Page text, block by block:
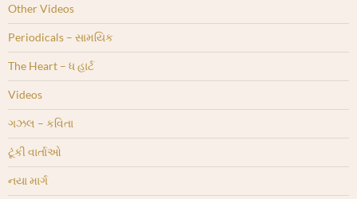
Other Videos
Periodicals – સામયિક
The Heart – ધ હાર્ટ
Videos
ગઝલ – કવિતા
ટૂંકી વાર્તાઓ
નયા માર્ગ